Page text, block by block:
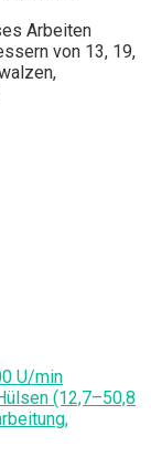
Arbeiten
von 13, 19,
U/min
(12,7–50,8